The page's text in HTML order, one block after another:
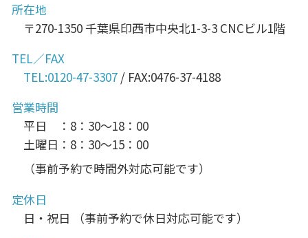
所在地
〒270-1350 千葉県印西市中央北1-3-3 CNCビル1階
TEL／FAX
TEL:0120-47-3307 / FAX:0476-37-4188
営業時間
平日 ：8：30～18：00
土曜日：8：30～15：00
（事前予約で時間外対応可能です）
定休日
日・祝日 （事前予約で休日対応可能です）